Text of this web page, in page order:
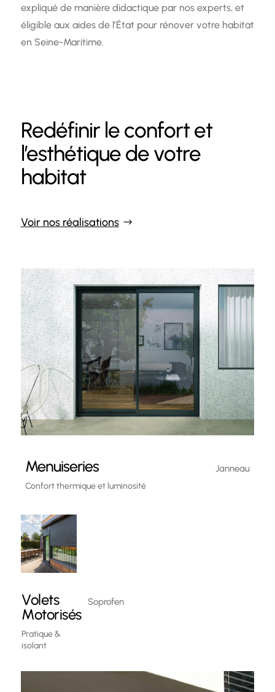
expliqué de manière didactique par nos experts, et
éligible aux aides de l’État pour rénover votre habitat
en Seine-Maritime.
Redéfinir le confort et
l’esthétique de votre
habitat
Voir nos réalisations
Menuiseries Janneau
Confort thermique et luminosité
Volets
Motorisés
Soprofen
Pratique &
isolant